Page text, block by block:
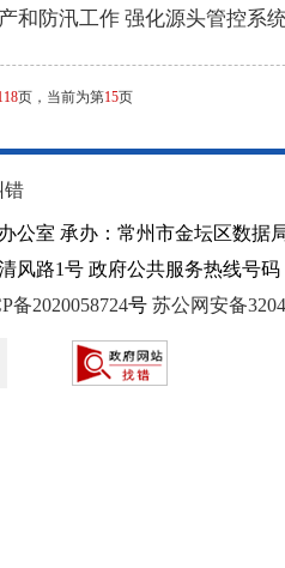
和防汛工作 强化源头管控系
页，当前为第15页
错
公室 承办：常州市金坛区数据
风路1号 政府公共服务热线号码
备2020058724号 苏公网安备